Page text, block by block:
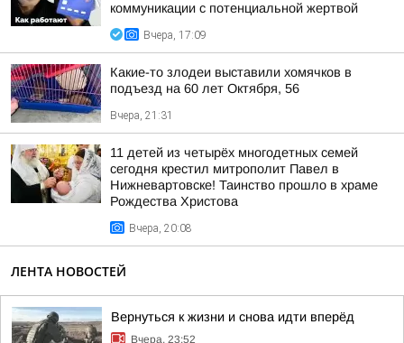
коммуникации с потенциальной жертвой
Вчера, 17:09
Какие-то злодеи выставили хомячков в
подъезд на 60 лет Октября, 56
Вчера, 21:31
11 детей из четырёх многодетных семей
сегодня крестил митрополит Павел в
Нижневартовске! Таинство прошло в храме
Рождества Христова
Вчера, 20:08
ЛЕНТА НОВОСТЕЙ
Вернуться к жизни и снова идти вперёд
Вчера, 23:52